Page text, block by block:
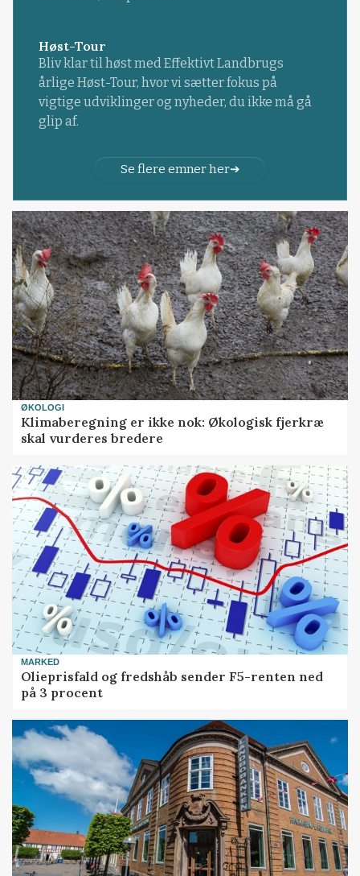
Høst-Tour
Bliv klar til høst med Effektivt Landbrugs
årlige Høst-Tour, hvor vi sætter fokus på
vigtige udviklinger og nyheder, du ikke må gå
glip af.
Se flere emner her
ØKOLOGI
Klimaberegning er ikke nok: Økologisk fjerkræ
skal vurderes bredere
MARKED
Olieprisfald og fredshåb sender F5-renten ned
på 3 procent